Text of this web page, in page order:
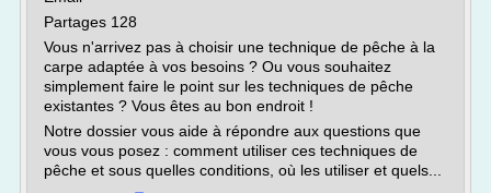
Partages 128
Vous n'arrivez pas à choisir une technique de pêche à la
carpe adaptée à vos besoins ? Ou vous souhaitez
simplement faire le point sur les techniques de pêche
existantes ? Vous êtes au bon endroit !
Notre dossier vous aide à répondre aux questions que
vous vous posez : comment utiliser ces techniques de
pêche et sous quelles conditions, où les utiliser et quels...